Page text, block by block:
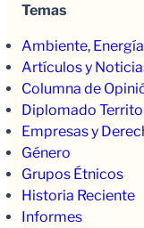
Temas
Ambiente,
Artículos y
Columna de
Diplomado
Empresas y
Género
Grupos Étnicos
Historia Reciente
Informes